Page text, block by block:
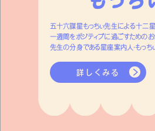
五十六謀星もっちぃ先生による十二星
一週間をポジティブに過ごすためのお
先生の分身である星座案内人・もっち
詳しくみる